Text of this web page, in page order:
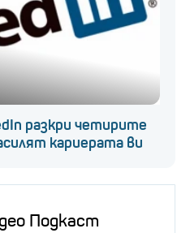
разкри четирите
кариерата ви
Подкаст